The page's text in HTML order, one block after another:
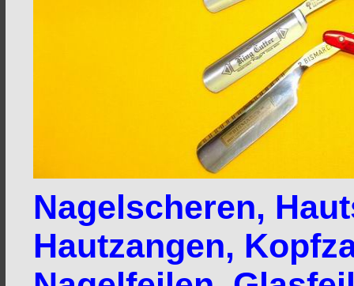
Nagelscheren,
Hautzangen,